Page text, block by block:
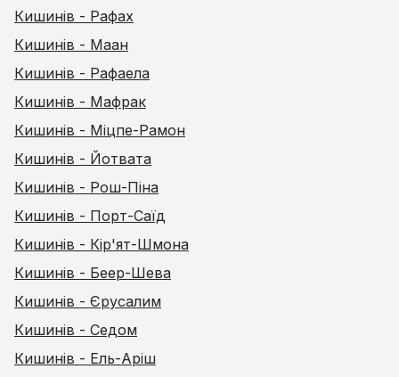
Кишинів - Рафах
Кишинів - Маан
Кишинів - Рафаела
Кишинів - Мафрак
Кишинів - Міцпе-Рамон
Кишинів - Йотвата
Кишинів - Рош-Піна
Кишинів - Порт-Саїд
Кишинів - Кір'ят-Шмона
Кишинів - Беер-Шева
Кишинів - Єрусалим
Кишинів - Седом
Кишинів - Ель-Аріш